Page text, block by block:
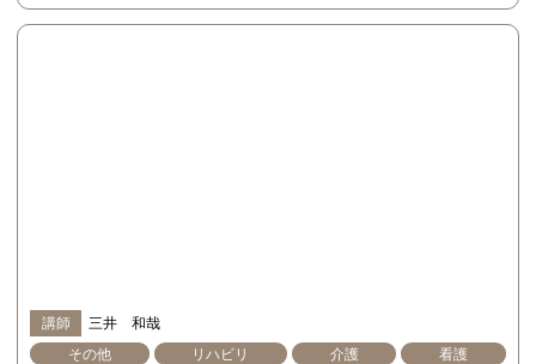
講師
三井 和哉
その他
リハビリ 介護
看護